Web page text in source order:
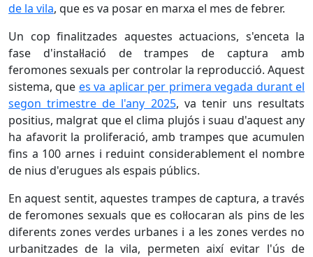
de la vila, que es va posar en marxa el mes de febrer.
Un cop finalitzades aquestes actuacions, s'enceta la
fase d'instal·lació de trampes de captura amb
feromones sexuals per controlar la reproducció. Aquest
sistema, que es va aplicar per primera vegada durant el
segon trimestre de l'any 2025, va tenir uns resultats
positius, malgrat que el clima plujós i suau d'aquest any
ha afavorit la proliferació, amb trampes que acumulen
fins a 100 arnes i reduint considerablement el nombre
de nius d'erugues als espais públics.
En aquest sentit, aquestes trampes de captura, a través
de feromones sexuals que es col·locaran als pins de les
diferents zones verdes urbanes i a les zones verdes no
urbanitzades de la vila, permeten així evitar l'ús de